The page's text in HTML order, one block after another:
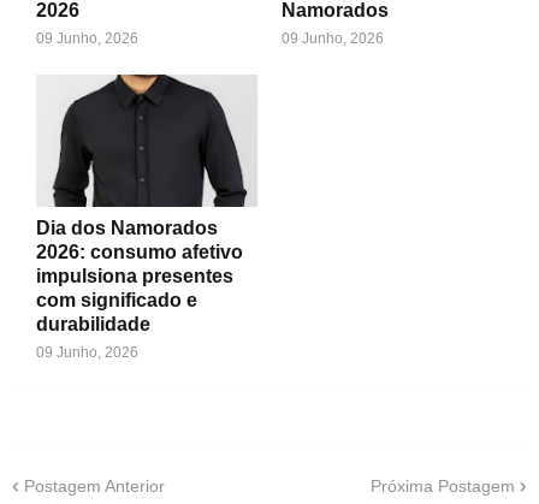
2026
09 Junho, 2026
Namorados
09 Junho, 2026
Dia dos Namorados
2026: consumo afetivo
impulsiona presentes
com significado e
durabilidade
09 Junho, 2026
Postagem Anterior Próxima Postagem